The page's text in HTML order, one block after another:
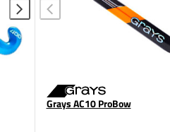
Grays AC10 ProBow